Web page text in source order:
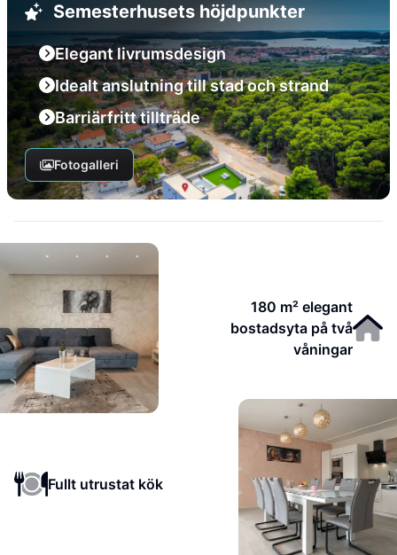
Semesterhusets höjdpunkter
Elegant livrumsdesign
Idealt anslutning till stad och strand
Barriärfritt tillträde
Fotogalleri
180 m² elegant
bostadsyta på två
våningar
Fullt utrustat kök